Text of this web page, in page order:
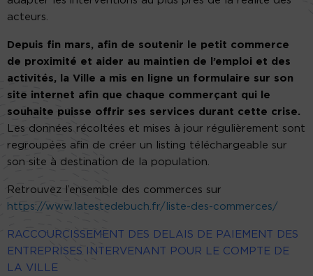
acteurs.
Depuis fin mars, afin de soutenir le petit commerce
de proximité et aider au maintien de l’emploi et des
activités, la Ville a mis en ligne un formulaire sur son
site internet afin que chaque commerçant qui le
souhaite puisse offrir ses services durant cette crise.
Les données récoltées et mises à jour régulièrement sont
regroupées afin de créer un listing téléchargeable sur
son site à destination de la population.
Retrouvez l’ensemble des commerces sur
https://www.latestedebuch.fr/liste-des-commerces/
RACCOURCISSEMENT DES DELAIS DE PAIEMENT DES
ENTREPRISES INTERVENANT POUR LE COMPTE DE
LA VILLE